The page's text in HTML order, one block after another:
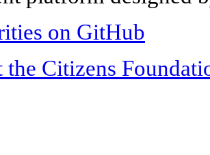
on GitHub
the Citizens